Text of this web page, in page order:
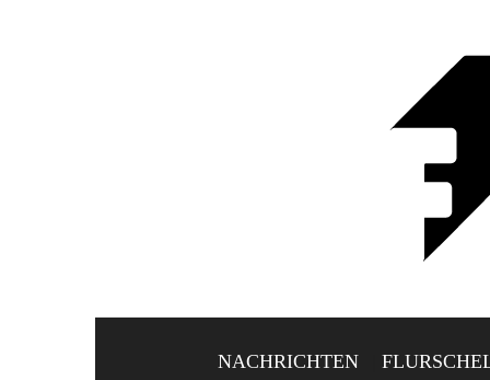
NACHRICHTEN